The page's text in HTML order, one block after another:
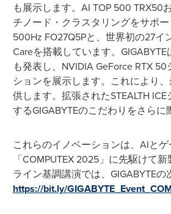
も展示します。AI TOP 500
チノード・クラスタリングをサポ
500Hz FO27Q5Pと、世界初の27イ
Careを搭載しています。
も発表し、NVIDIA GeForce RTX
ションを展示します。これにより
供します。拡張されたSTEALTH
するGIGABYTEのこだわりをさらに
これらのイノベーションは、AIと
「COMPUTEX 2025」に先駆けて
ライン基調講演では、GIGABYTE
https://bit.ly/